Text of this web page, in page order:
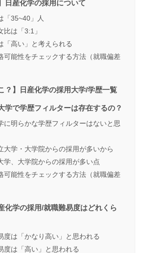
日産化学の採用について
35~40」人
は「3:1」
高い」と考えられる
可能性をチェックする方法（就職偏差
？】日産化学の採用大学/学歴一覧
学で学歴フィルターは存在するの？
に明らかな学歴フィルターはないと思
大学・大学院からの採用が多いから
学、大学院からの採用が多い点
可能性をチェックする方法（就職偏差
化学の採用/就職難易度はどれくら
度は「かなり高い」と思われる
度は「高い」と思われる